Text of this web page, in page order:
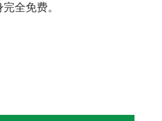
全免费。